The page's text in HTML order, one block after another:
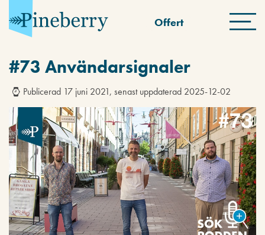
Offert
#73 Användarsignaler
Publicerad 17 juni 2021, senast uppdaterad 2025-12-02